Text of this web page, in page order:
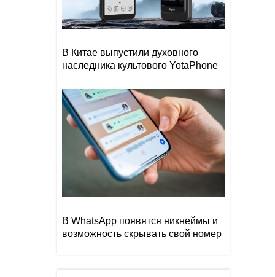
В Китае выпустили духовного
наследника культового YotaPhone
В WhatsApp появятся никнеймы и
возможность скрывать свой номер